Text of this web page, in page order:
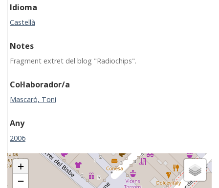
Idioma
Castellà
Notes
Fragment extret del blog "Radiochips".
Col·laborador/a
Mascaró, Toni
Any
2006
+
−